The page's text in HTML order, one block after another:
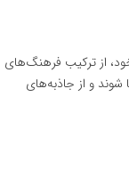
از ترکیب فرهنگ‌های
و از جاذبه‌های